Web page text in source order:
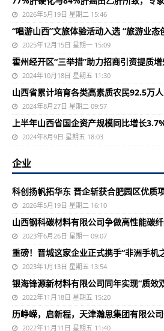
2026年5月19日 星期二 15:46
“唱游山西”文旅体验活动入选 “旅游业
2025年12月15日 星期一 15:09
霍州经开区“三举措”助力招商引资提质
2024年10月18日 星期五 11:30
山西省累计培育各类高素质农民92.5万人
2024年8月27日 星期二 09:57
上半年山西省国企资产规模同比增长
2024年8月9日 星期五 18:03
企业
科创扬帆拓华东 晋企斩获合肥园区优质
2026年5月19日 星期二 16:10
山西钢科碳材料有限公司争做高性能碳
2023年6月26日 星期一 09:07
重磅！晋城这家企业正式携手“非洲手机之
2023年1月13日 星期五 13:54
银海锋源新材料有限公司同年实现“质效
2022年11月18日 星期五 15:20
历峥嵘，启新程，天津瀚思集团有限公
2022年11月11日 星期五 11:40